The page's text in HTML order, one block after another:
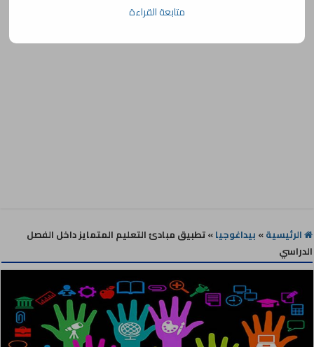
الرئيسية» بيداغوجيا»تطبيق مبادئ التعليم المتمايز داخل الفصل
الدراسي
متابعة القراءة